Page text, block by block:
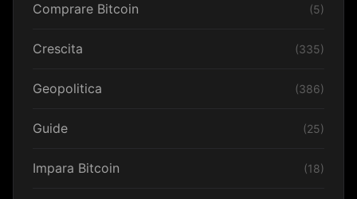
Comprare Bitcoin (5)
Crescita (335)
Geopolitica (386)
Guide (25)
Impara Bitcoin (18)